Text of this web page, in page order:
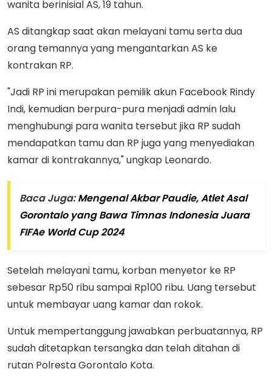
wanita berinisial AS, 19 tahun.
AS ditangkap saat akan melayani tamu serta dua
orang temannya yang mengantarkan AS ke
kontrakan RP.
"Jadi RP ini merupakan pemilik akun Facebook Rindy
Indi, kemudian berpura-pura menjadi admin lalu
menghubungi para wanita tersebut jika RP sudah
mendapatkan tamu dan RP juga yang menyediakan
kamar di kontrakannya," ungkap Leonardo.
Baca Juga:Mengenal Akbar Paudie, Atlet Asal
Gorontalo yang Bawa Timnas Indonesia Juara
FIFAe World Cup 2024
Setelah melayani tamu, korban menyetor ke RP
sebesar Rp50 ribu sampai Rp100 ribu. Uang tersebut
untuk membayar uang kamar dan rokok.
Untuk mempertanggung jawabkan perbuatannya, RP
sudah ditetapkan tersangka dan telah ditahan di
rutan Polresta Gorontalo Kota.